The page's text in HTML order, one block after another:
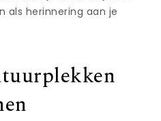
als herinnering aan je